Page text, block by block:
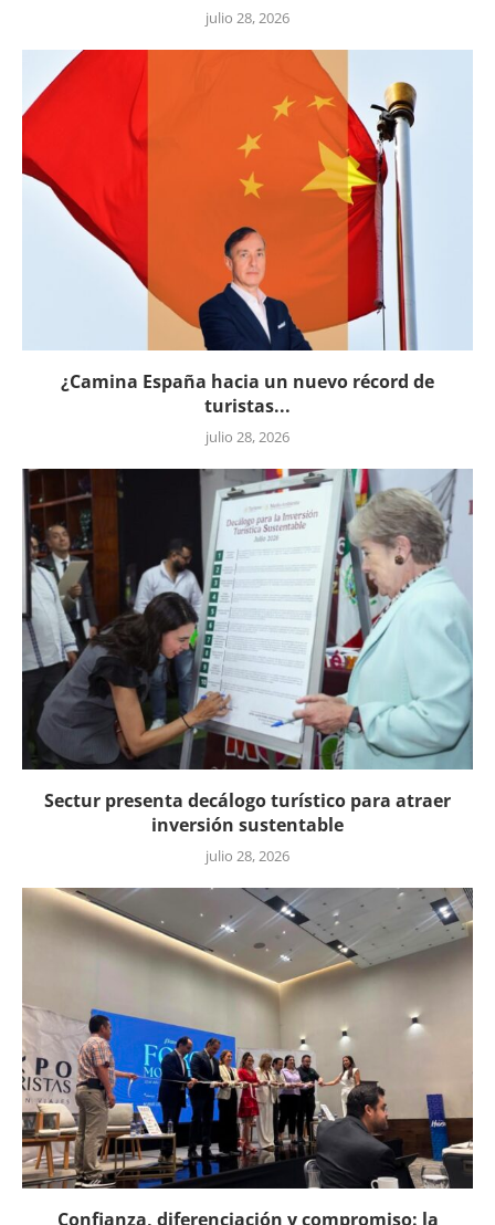
julio 28, 2026
¿Camina España hacia un nuevo récord de
turistas...
julio 28, 2026
Sectur presenta decálogo turístico para atraer
inversión sustentable
julio 28, 2026
Confianza, diferenciación y compromiso: la